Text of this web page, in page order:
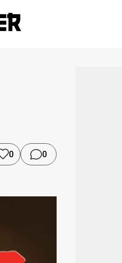
0 0